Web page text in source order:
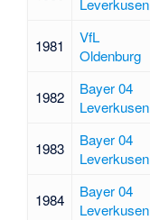
Leverkusen
1981
VfL
Oldenburg
1982
Bayer 04
Leverkusen
1983
Bayer 04
Leverkusen
1984
Bayer 04
Leverkusen